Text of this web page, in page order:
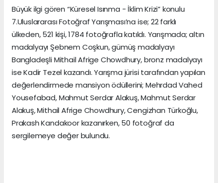
Büyük ilgi gören “Küresel Isınma - İklim Krizi” konulu
7.Uluslararası Fotoğraf Yarışması’na ise; 22 farklı
ülkeden, 521 kişi, 1784 fotoğrafla katıldı. Yarışmada; altın
madalyayı Şebnem Coşkun, gümüş madalyayı
Bangladeşli Mithail Afrige Chowdhury, bronz madalyayı
ise Kadir Tezel kazandı. Yarışma jürisi tarafından yapılan
değerlendirmede mansiyon ödüllerini; Mehrdad Vahed
Yousefabad, Mahmut Serdar Alakuş, Mahmut Serdar
Alakuş, Mithail Afrige Chowdhury, Cengizhan Türkoğlu,
Prakash Kandakoor kazanırken, 50 fotoğraf da
sergilemeye değer bulundu.